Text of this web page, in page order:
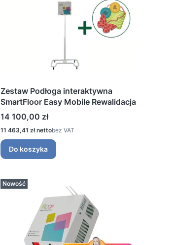
Zestaw Podłoga interaktywna
SmartFloor Easy Mobile Rewalidacja
Cena
14 100,00 zł
Cena
11 463,41 zł bez VAT
Do koszyka
Nowość